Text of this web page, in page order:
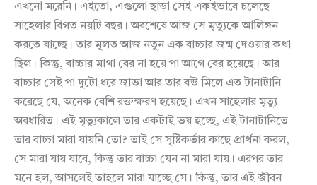
এখনো মরেনি। এইতো, এগুলো ছাড়া সেই একইভাবে চলেছে
সাহেলার বিগত নয়টি বছর। অবশেষে আজ সে মৃত্যুকে আলিঙ্গন
করতে যাচ্ছে। তার মূলত আজ নতুন এক বাচ্চার জন্ম দেওয়ার কথা
ছিল। কিন্তু, বাচ্চার মাথা বের না হয়ে পা আগে বের হয়েছে। আর
বাচ্চার সেই পা দুটো ধরে জাভা আর তার বউ মিলে এত টানাটানি
করেছে যে, অনেক বেশি রক্তক্ষরণ হয়েছে। এখন সাহেলার মৃত্যু
অবধারিত। এই মৃত্যুকালে তার একটাই ভয় হচ্ছে, এই টানাটানিতে
তার বাচ্চা মারা যায়নি তো? তাই সে সৃষ্টিকর্তার কাছে প্রার্থনা করল,
সে মারা যায় যাবে, কিন্তু তার বাচ্চা যেন না মারা যায়। এরপর তার
মনে হল, আসলেই তাহলে মারা যাচ্ছে সে। কিন্তু, তার এই জীবন